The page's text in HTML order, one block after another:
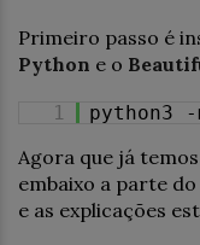
Primeiro passo é
Python e o
1 python3
Agora que já
embaixo a parte
e as explicações